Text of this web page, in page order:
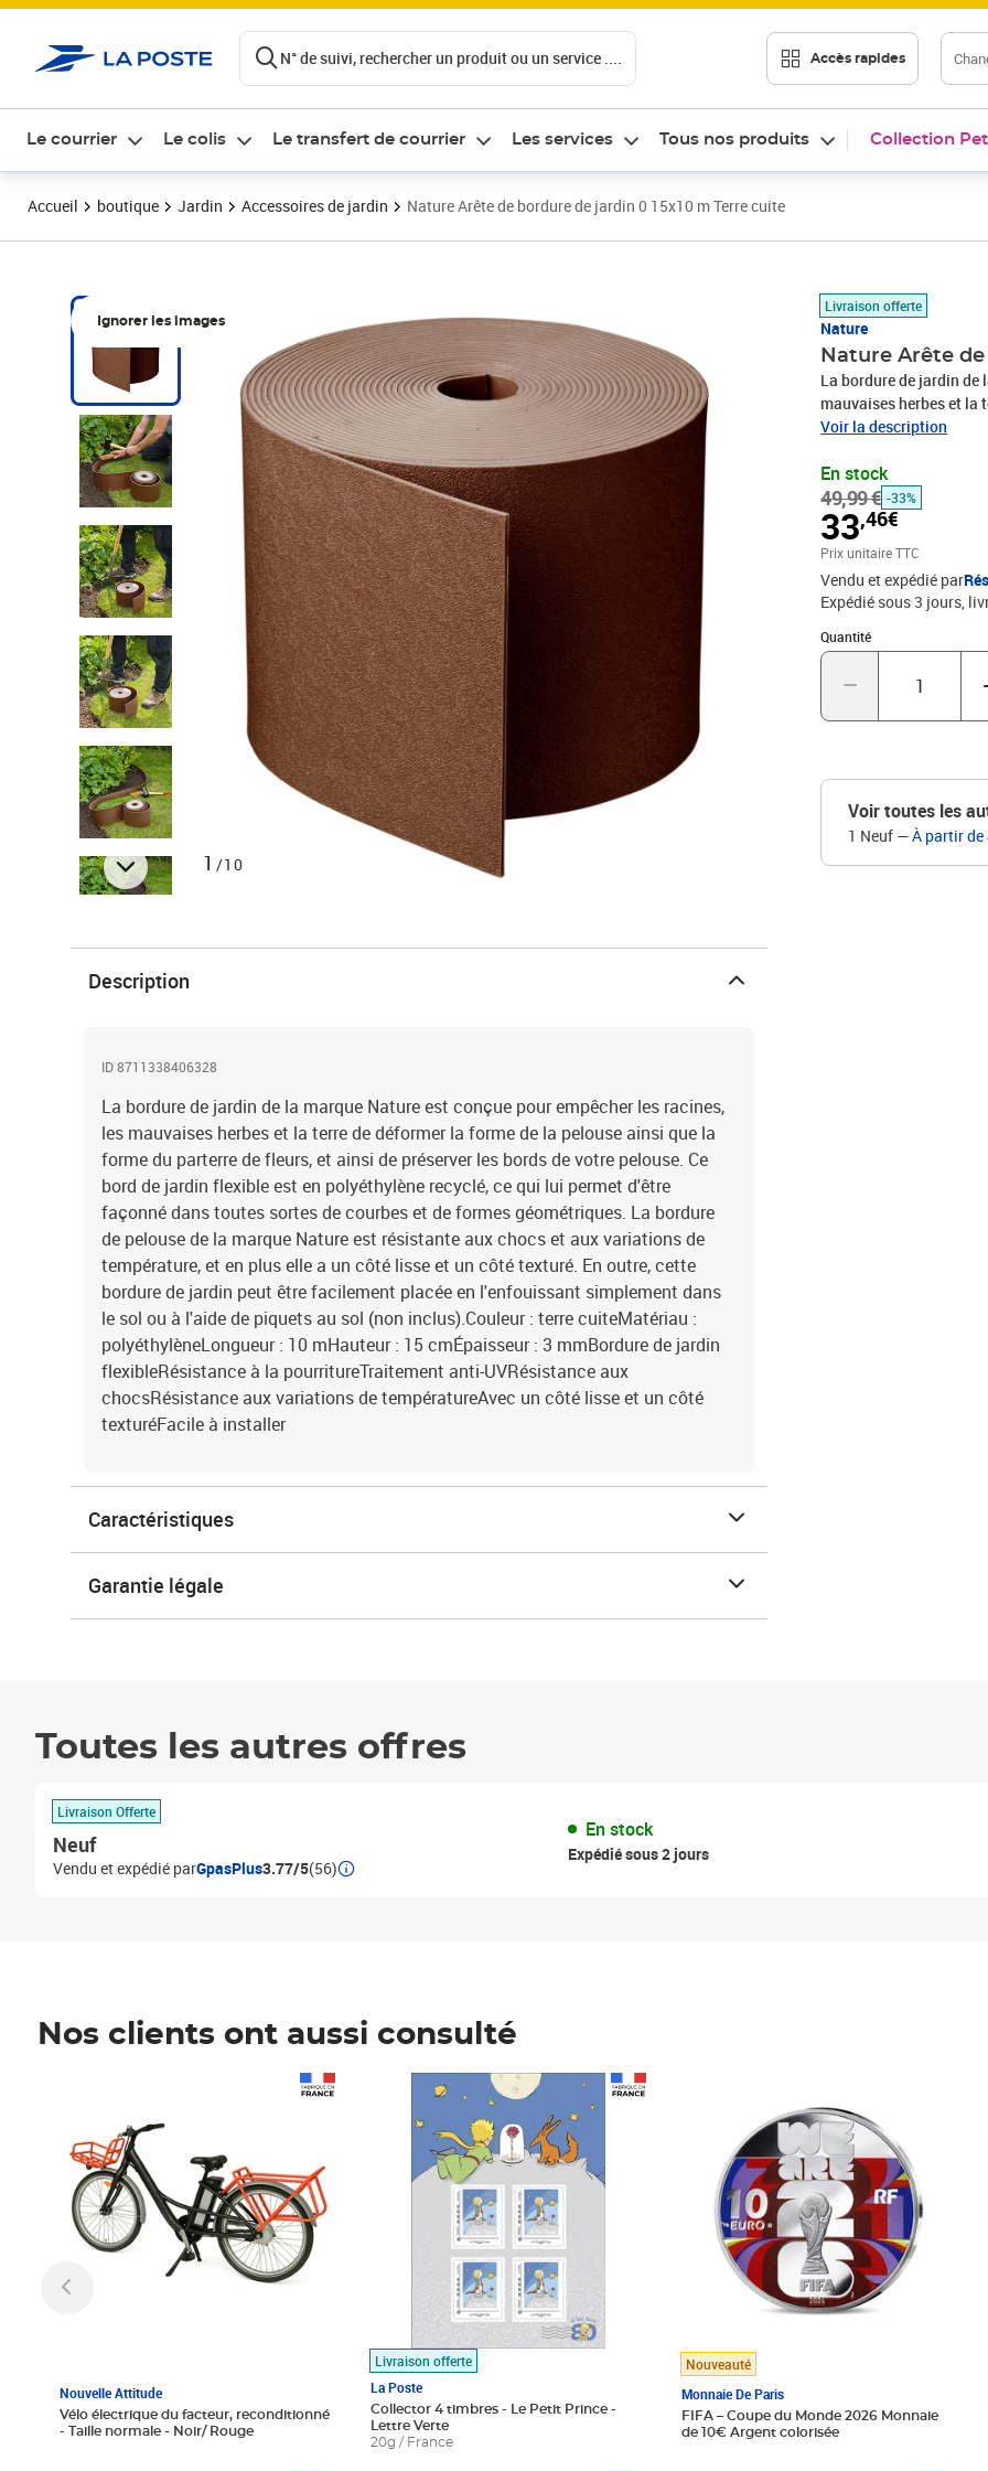
N° de suivi, rechercher un produit ou un service .... Accès rapides
Le courrier Le colis Le transfert de courrier Les services Tous nos produits Collection
Accueil boutique Jardin Accessoires de jardin Nature Arête de bordure de jardin 0 15x10 m Terre cuite
Ignorer les images
1 /10
Livraison offerte
Nature
Nature Arête
La bordure de jardin de
mauvaises herbes et la
parterre de fleurs, et
de courbes et de
résistante aux chocs et
un côté texturé. En
l'enfouissant
: terre cuiteMatériau :
mmBordure de jardin
aux chocsRésistance
texturéFacile à installer
Voir la description
En stock
49,99 €
Prix barré 49,99 €
-33%
33,46€
Prix 33,46€
Prix unitaire TTC
Vendu et expédié par
Expédié sous 3 jours
Quantité
Quantité : 1
Voir toutes les
1 Neuf —À partir de
Description
ID 8711338406328
La bordure de jardin de la marque Nature est conçue pour empêcher les racines,
les mauvaises herbes et la terre de déformer la forme de la pelouse ainsi que la
forme du parterre de fleurs, et ainsi de préserver les bords de votre pelouse. Ce
bord de jardin flexible est en polyéthylène recyclé, ce qui lui permet d'être
façonné dans toutes sortes de courbes et de formes géométriques. La bordure
de pelouse de la marque Nature est résistante aux chocs et aux variations de
température, et en plus elle a un côté lisse et un côté texturé. En outre, cette
bordure de jardin peut être facilement placée en l'enfouissant simplement dans
le sol ou à l'aide de piquets au sol (non inclus).Couleur : terre cuiteMatériau :
polyéthylèneLongueur : 10 mHauteur : 15 cmÉpaisseur : 3 mmBordure de jardin
flexibleRésistance à la pourritureTraitement anti-UVRésistance aux
chocsRésistance aux variations de températureAvec un côté lisse et un côté
texturéFacile à installer
Caractéristiques
Garantie légale
Toutes les autres offres
Livraison Offerte
Neuf
Vendu et expédié parGpasPlus3.77/5(56)
En stock
Expédié sous 2 jours
Nos clients ont aussi consulté
Nouvelle Attitude
Vélo électrique du facteur, reconditionné
- Taille normale - Noir/ Rouge
Livraison offerte
La Poste
Collector 4 timbres - Le Petit Prince -
Lettre Verte
20g / France
Prix 7,50€
Nouveauté
Monnaie De Paris
FIFA – Coupe du Monde 2026 Monnaie
de 10€ Argent colorisée